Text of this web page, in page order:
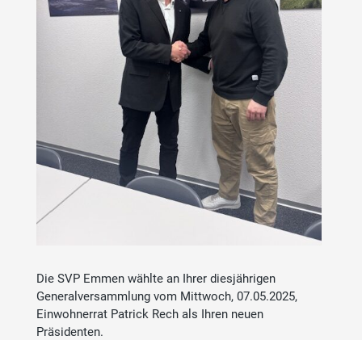
Die SVP Emmen wählte an Ihrer diesjährigen
Generalversammlung vom Mittwoch, 07.05.2025,
Einwohnerrat Patrick Rech als Ihren neuen
Präsidenten.